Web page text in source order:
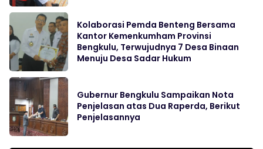
Kolaborasi Pemda Benteng Bersama
Kantor Kemenkumham Provinsi
Bengkulu, Terwujudnya 7 Desa Binaan
Menuju Desa Sadar Hukum
Gubernur Bengkulu Sampaikan Nota
Penjelasan atas Dua Raperda, Berikut
Penjelasannya